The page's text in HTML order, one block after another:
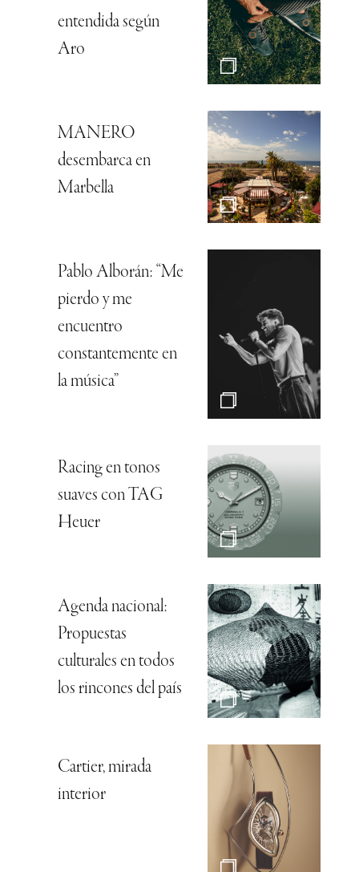
entendida según
Aro
MANERO
desembarca en
Marbella
Pablo Alborán: “Me
pierdo y me
encuentro
constantemente en
la música”
Racing en tonos
suaves con TAG
Heuer
Agenda nacional:
Propuestas
culturales en todos
los rincones del país
Cartier, mirada
interior